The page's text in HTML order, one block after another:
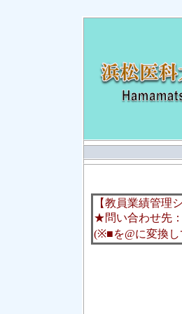
【教員業績管理
★問い合わせ先：
(※■を@に変換し